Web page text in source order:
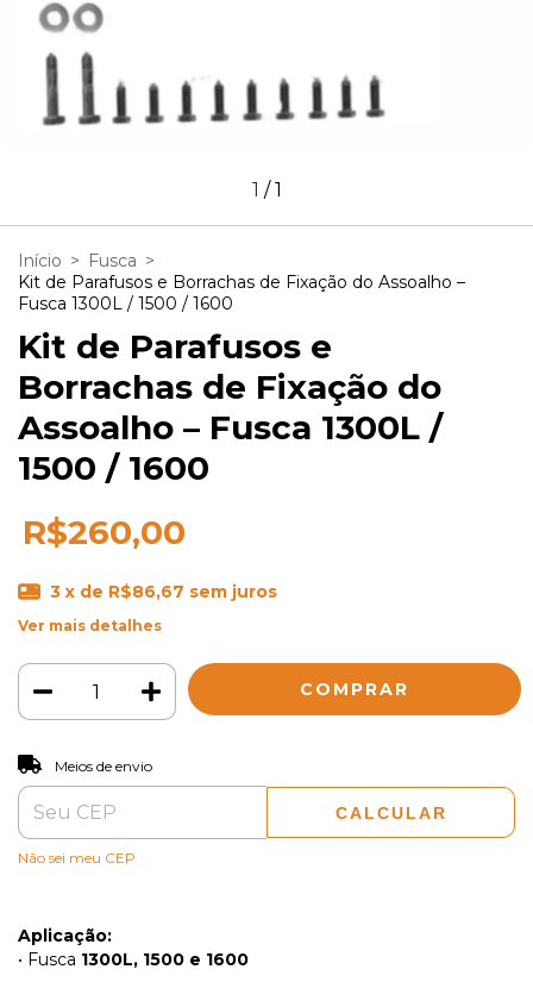
1 /1
Início > Fusca >
Kit de Parafusos e Borrachas de Fixação do Assoalho –
Fusca 1300L / 1500 / 1600
Kit de Parafusos e
Borrachas de Fixação do
Assoalho – Fusca 1300L /
1500 / 1600
R$260,00
3 x de R$86,67 sem juros
Ver mais detalhes
Entregas para o CEP:
Meios de envio
CALCULAR
Não sei meu CEP
Aplicação:
• Fusca 1300L, 1500 e 1600